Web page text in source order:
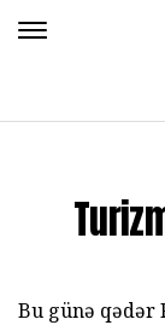
Bu günə qədər